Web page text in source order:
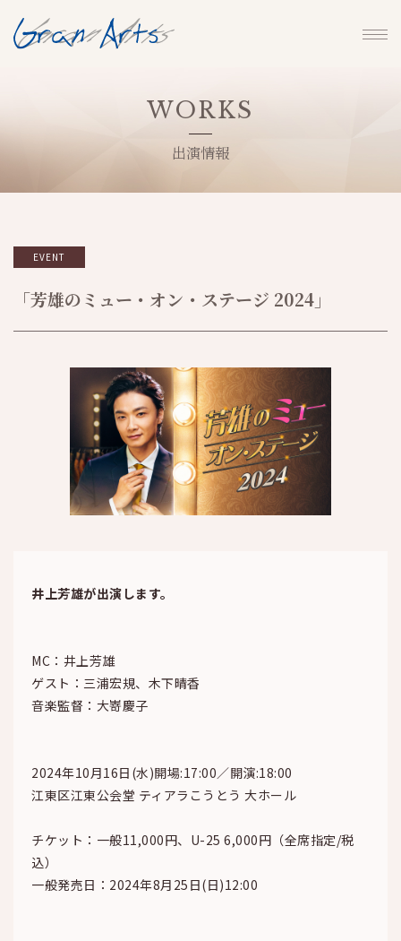
WORKS
出演情報
EVENT
「芳雄のミュー・オン・ステージ 2024」
井上芳雄が出演します。
MC：井上芳雄
ゲスト：三浦宏規、木下晴香
音楽監督：大嵜慶子
2024年10月16日(水)開場:17:00／開演:18:00
江東区江東公会堂 ティアラこうとう 大ホール
チケット：一般11,000円、U-25 6,000円（全席指定/税
込）
一般発売日：2024年8月25日(日)12:00